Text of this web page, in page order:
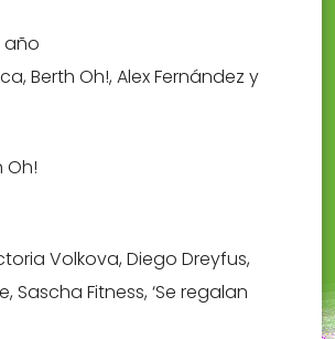
año
Berth Oh!, Alex Fernández y
Oh!
Volkova, Diego Dreyfus,
Sascha Fitness, ‘Se regalan